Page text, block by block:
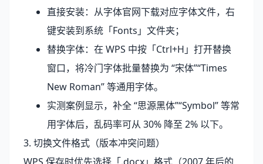
直接安装：从字体官网下载对应字体文件，右
键安装到系统「Fonts」文件夹；
替换字体：在 WPS 中按「Ctrl+H」打开替换
窗口，将冷门字体批量替换为 “宋体”“Times
New Roman” 等通用字体。
实测案例显示，补全 “思源黑体”“Symbol” 等常
用字体后，乱码率可从 30% 降至 2% 以下。
3. 切换文件格式（版本冲突问题）